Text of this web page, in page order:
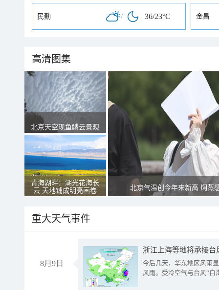
民勤 / 36/23°C 金昌
高清图集
北京天空现鱼鳞云景观
青海湖畔：湖光花海长
云 天地铺成明亮画卷
北京气温创今年来新高 焖蒸
重大天气事件
8月9日
浙江上海等地将承接台
今后几天，华东地区风雨
风雨。受冷空气与台风“白